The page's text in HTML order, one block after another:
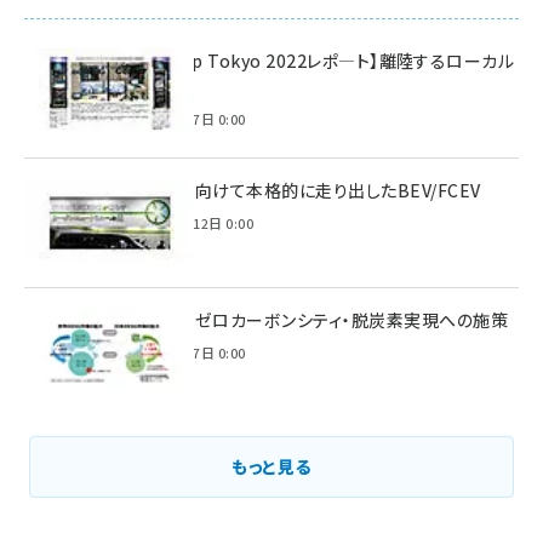
【Interop Tokyo 2022レポ—ト】離陸するローカル
5G！
2022年7月7日 0:00
脱炭素に向けて本格的に走り出したBEV/FCEV
2022年6月12日 0:00
環境省のゼロカーボンシティ・脱炭素実現への施策
2021年3月7日 0:00
もっと見る